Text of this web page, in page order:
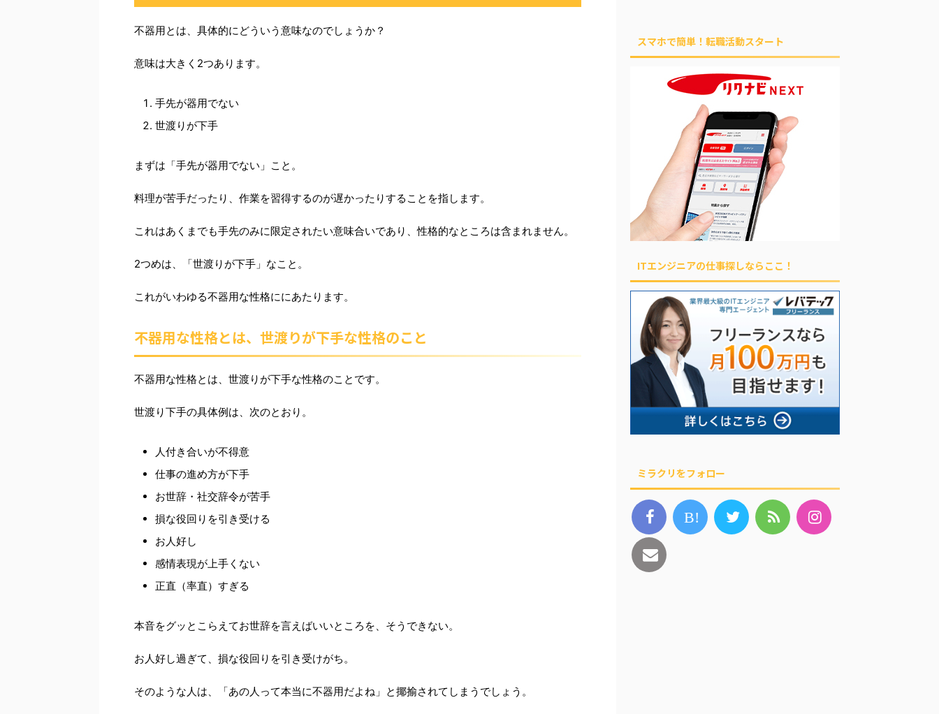
不器用とは、具体的にどういう意味なのでしょうか？
意味は大きく2つあります。
手先が器用でない
世渡りが下手
まずは「手先が器用でない」こと。
料理が苦手だったり、作業を習得するのが遅かったりすることを指します。
これはあくまでも手先のみに限定されたい意味合いであり、性格的なところは含まれません。
2つめは、「世渡りが下手」なこと。
これがいわゆる不器用な性格ににあたります。
不器用な性格とは、世渡りが下手な性格のこと
不器用な性格とは、世渡りが下手な性格のことです。
世渡り下手の具体例は、次のとおり。
人付き合いが不得意
仕事の進め方が下手
お世辞・社交辞令が苦手
損な役回りを引き受ける
お人好し
感情表現が上手くない
正直（率直）すぎる
本音をグッとこらえてお世辞を言えばいいところを、そうできない。
お人好し過ぎて、損な役回りを引き受けがち。
そのような人は、「あの人って本当に不器用だよね」と揶揄されてしまうでしょう。
スマホで簡単！転職活動スタート
ITエンジニアの仕事探しならここ！
ミラクリをフォロー
B!